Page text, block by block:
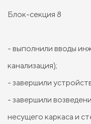
Блок-секция 8
- выполнили вводы
канализация);
- завершили
- завершили
несущего каркаса и